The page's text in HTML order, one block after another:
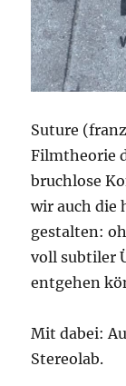
Suture
Filmtheorie
bruchlose
wir auch die
gestalten:
voll subtiler
entgehen
Mit dabei:
Stereolab.